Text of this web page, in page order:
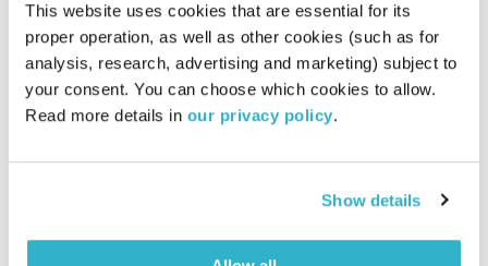
This website uses cookies that are essential for its
proper operation, as well as other cookies (such as for
analysis, research, advertising and marketing) subject to
your consent. You can choose which cookies to allow.
Read more details in our privacy policy.
Show details
כל יום מחדש
אמיר פרי
02.02.21
00:57:11